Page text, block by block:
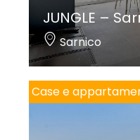
JUNGLE –
Sarnico
Case e